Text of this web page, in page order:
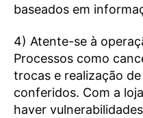
baseados em
4) Atente-se à
Processos como
trocas e realização
conferidos. Com a
haver